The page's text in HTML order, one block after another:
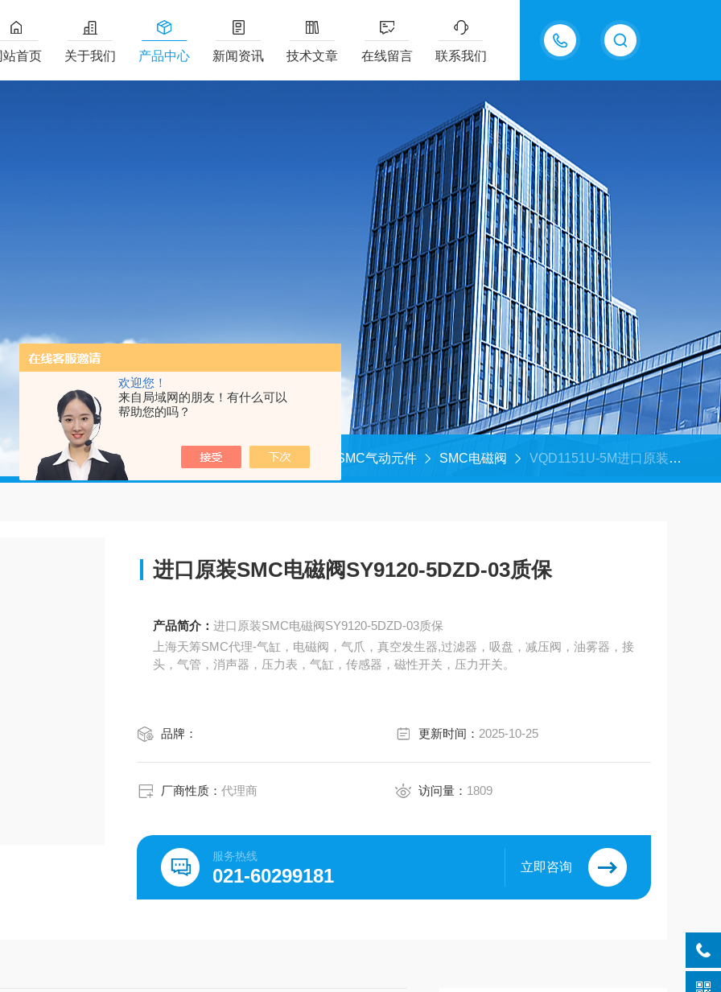
欢迎您！
来自局域网的朋友！有什么可以
帮助您的吗？
18217294416
站首页 关于我们 产品中心 新闻资讯 技术文章 在线留言 联系我们
首页 产品中心 日本SMC气动元件 SMC电磁阀 VQD1151U-5M进口原装SMC电磁阀SY9120-5DZD-03质保
进口原装SMC电磁阀SY9120-5DZD-03质保
产品简介：进口原装SMC电磁阀SY9120-5DZD-03质保
上海天筹SMC代理-气缸，电磁阀，气爪，真空发生器,过滤器，吸盘，减压阀，油雾器，接
头，气管，消声器，压力表，气缸，传感器，磁性开关，压力开关。
品牌： 更新时间： 2025-10-25
厂商性质：代理商 访问量： 1809
服务热线
021-60299181 立即咨询